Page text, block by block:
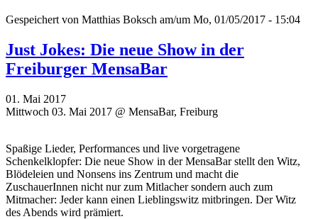
Gespeichert von Matthias Boksch am/um Mo, 01/05/2017 - 15:04
Just Jokes: Die neue Show in der
Freiburger MensaBar
01. Mai 2017
Mittwoch 03. Mai 2017 @ MensaBar, Freiburg
Spaßige Lieder, Performances und live vorgetragene
Schenkelklopfer: Die neue Show in der MensaBar stellt den Witz,
Blödeleien und Nonsens ins Zentrum und macht die
ZuschauerInnen nicht nur zum Mitlacher sondern auch zum
Mitmacher: Jeder kann einen Lieblingswitz mitbringen. Der Witz
des Abends wird prämiert.